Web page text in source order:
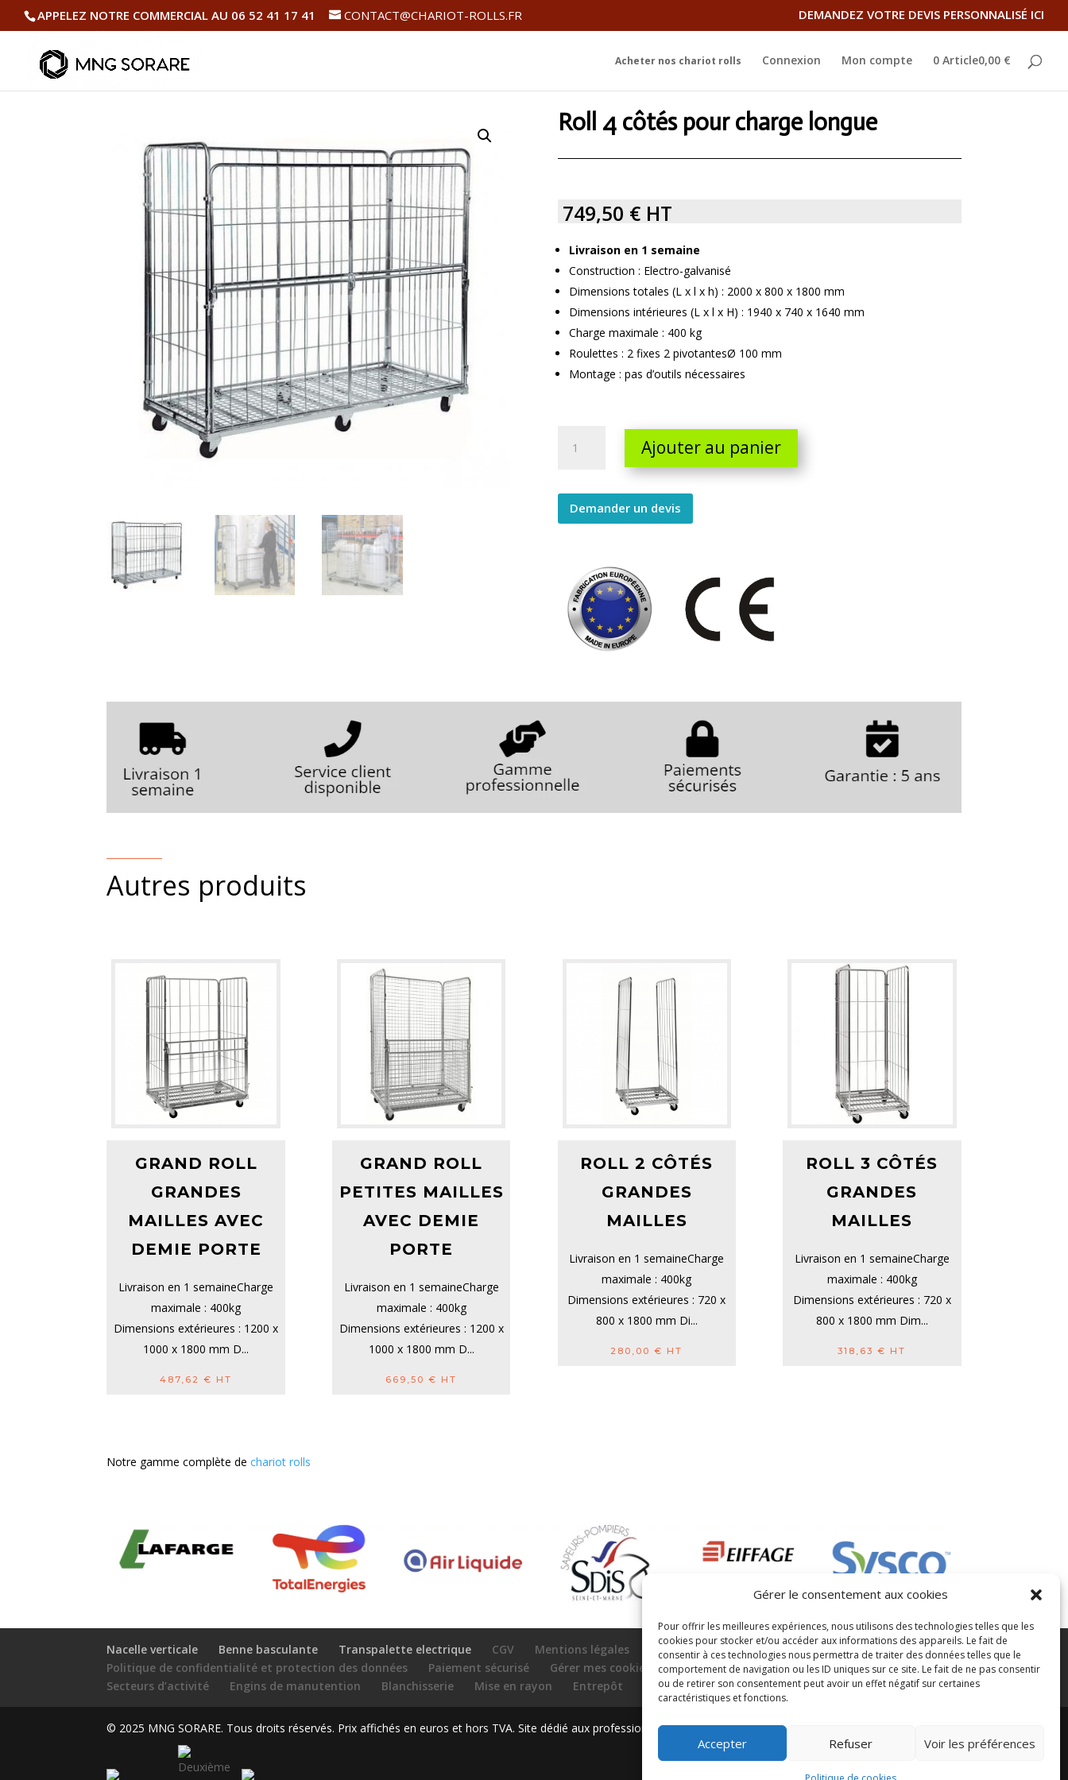
Gérer le consentement aux cookies
Pour offrir les meilleures expériences, nous utilisons des technologies telles que les
cookies pour stocker et/ou accéder aux informations des appareils. Le fait de
consentir à ces technologies nous permettra de traiter des données telles que le
comportement de navigation ou les ID uniques sur ce site. Le fait de ne pas consentir
ou de retirer son consentement peut avoir un effet négatif sur certaines
caractéristiques et fonctions.
Accepter Refuser Voir les préférences
APPELEZ NOTRE COMMERCIAL AU 06 52 41 17 41 CONTACT@CHARIOT-ROLLS.FR DEMANDEZ VOTRE DEVIS PERSONNALISÉ ICI
Acheter nos chariot rolls Connexion Mon compte 0 Article0,00 €
Roll 4 côtés pour charge longue
749,50 € HT
Livraison en 1 semaine
Construction : Electro-galvanisé
Dimensions totales (L x l x h) : 2000 x 800 x 1800 mm
Dimensions intérieures (L x l x H) : 1940 x 740 x 1640 mm
Charge maximale : 400 kg
Roulettes : 2 fixes 2 pivotantesØ 100 mm
Montage : pas d’outils nécessaires
charge
longue
Ajouter au panier
Demander un devis
Autres produits
GRAND ROLL
GRANDES
MAILLES AVEC
DEMIE PORTE
Livraison en 1 semaineCharge
maximale : 400kg
Dimensions extérieures : 1200 x
1000 x 1800 mm D...
487,62€ HT
GRAND ROLL
PETITES MAILLES
AVEC DEMIE
PORTE
Livraison en 1 semaineCharge
maximale : 400kg
Dimensions extérieures : 1200 x
1000 x 1800 mm D...
669,50€ HT
ROLL 2 CÔTÉS
GRANDES
MAILLES
Livraison en 1 semaineCharge
maximale : 400kg
Dimensions extérieures : 720 x
800 x 1800 mm Di...
280,00€ HT
ROLL 3 CÔTÉS
GRANDES
MAILLES
Livraison en 1 semaineCharge
maximale : 400kg
Dimensions extérieures : 720 x
800 x 1800 mm Dim...
318,63€ HT
Notre gamme complète dechariot rolls
Nacelle verticale Benne basculante Transpalette electrique CGV
Mentions légales
Politique de confidentialité et protection des données
Paiement sécurisé Gérer mes cookies Nous contacter
Guides d’achat
Secteurs d’activité
Engins de manutention Blanchisserie Mise en rayon Entrepôt Conteneurs maritimes
© 2025 MNG SORARE. Tous droits réservés. Prix affichés en euros et hors TVA. Site dédié aux professionnels